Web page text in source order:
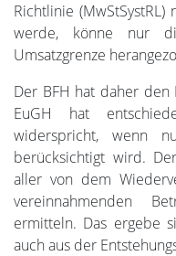
Richtlinie
werde, könne nur
Umsatzgrenze
Der BFH hat daher den
EuGH hat
widerspricht, wenn
berücksichtigt wird.
aller von dem
vereinnahmenden
ermitteln. Das ergebe
auch aus der